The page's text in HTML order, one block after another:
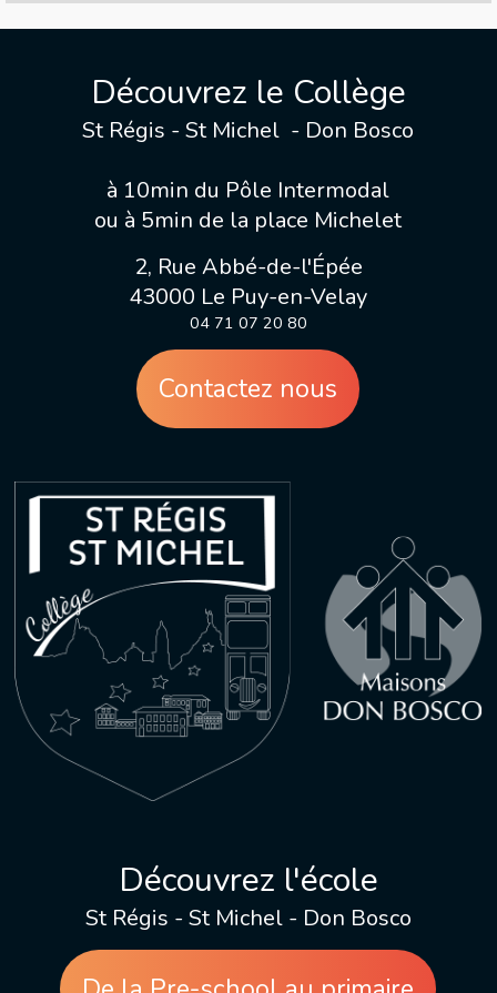
Découvrez le Collège
St Régis - St Michel - Don Bosco
à 10min du Pôle Intermodal
ou à 5min de la place Michelet
2, Rue Abbé-de-l'Épée
43000 Le Puy-en-Velay
04 71 07 20 80
Contactez nous
Découvrez l'école
St Régis - St Michel - Don Bosco